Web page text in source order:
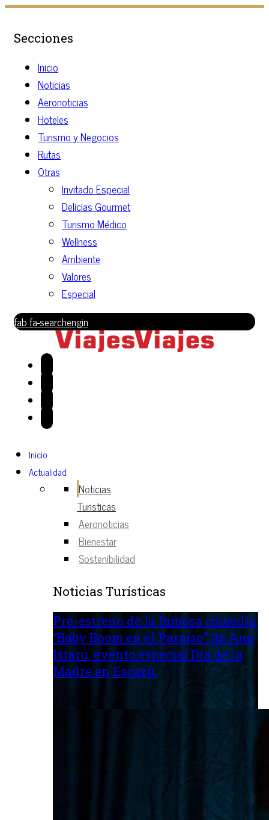
Secciones
Inicio
Noticias
Aeronoticias
Hoteles
Turismo y Negocios
Rutas
Otras
Invitado Especial
Delicias Gourmet
Turismo Médico
Wellness
Ambiente
Valores
Especial
fab fa-searchengin
Inicio
Actualidad
Noticias
Turisticas
Aeronoticias
Bienestar
Sostenibilidad
Noticias Turísticas
Pre-estreno de la famosa comedia
“Baby Boom en el Paraíso” de Ana
Istarú, evento especial Día de la
Madre en Escazú.
Jul 31, 2026